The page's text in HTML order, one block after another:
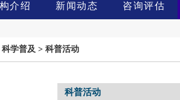
介绍 新闻动态 咨询评估
科学普及 >科普活动
科普活动